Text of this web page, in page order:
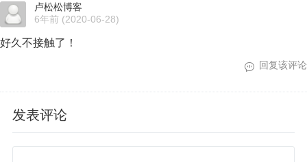
卢松松博客
6年前 (2020-06-28)
好久不接触了！
回复该评论
发表评论